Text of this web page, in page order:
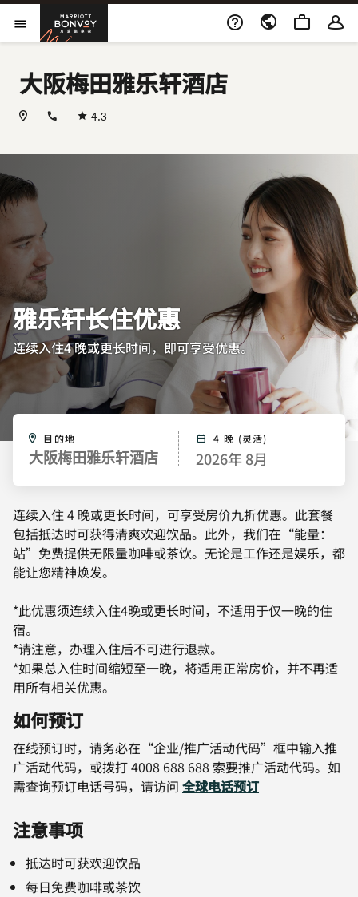
Skip to Content
打开菜单万豪旅享家
大阪梅田雅乐轩酒店
+81647966662
4.3
雅乐轩长住优惠
连续入住4 晚或更长时间，即可享受优惠。
目的地
大阪梅田雅乐轩酒店
4 晚 (灵活)
2026年 8月
连续入住 4 晚或更长时间，可享受房价九折优惠。此套餐
包括抵达时可获得清爽欢迎饮品。此外，我们在“能量：
站”免费提供无限量咖啡或茶饮。无论是工作还是娱乐，都
能让您精神焕发。
*此优惠须连续入住4晚或更长时间，不适用于仅一晚的住
宿。
*请注意，办理入住后不可进行退款。
*如果总入住时间缩短至一晚，将适用正常房价，并不再适
用所有相关优惠。
如何预订
在线预订时，请务必在“企业/推广活动代码”框中输入推
广活动代码，或拨打 4008 688 688 索要推广活动代码。如
需查询预订电话号码，请访问 全球电话预订
注意事项
抵达时可获欢迎饮品
每日免费咖啡或茶饮